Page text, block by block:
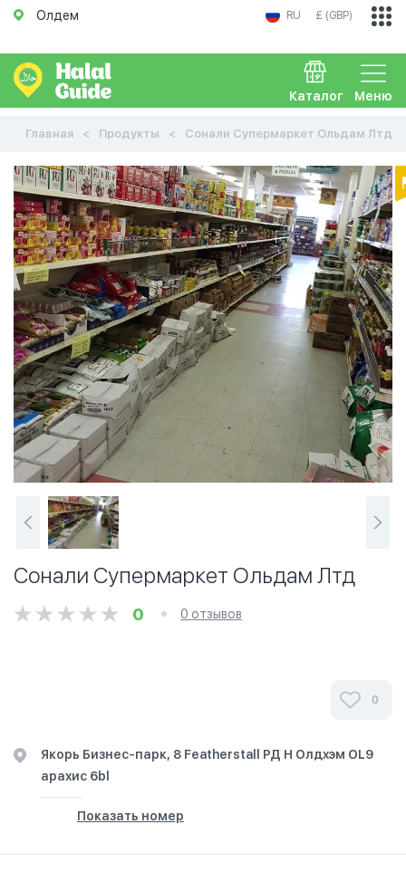
Олдем RU £ (GBP)
Меню
Каталог
Главная Продукты Сонали Супермаркет Ольдам Лтд
Сонали Супермаркет Ольдам Лтд
0 0 отзывов
0
Якорь Бизнес-парк, 8 Featherstall РД Н Олдхэм OL9
арахис 6bl
Показать номер